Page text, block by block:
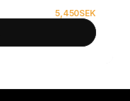
5,450SEK